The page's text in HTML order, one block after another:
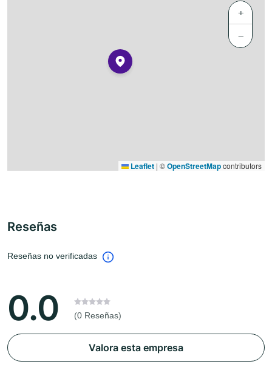
+
−
Leaflet | ©OpenStreetMapcontributors
Reseñas
Reseñas no verificadas
0.0 (0 Reseñas)
Valora esta empresa